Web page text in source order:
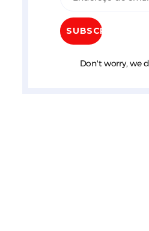
Don't worry, we